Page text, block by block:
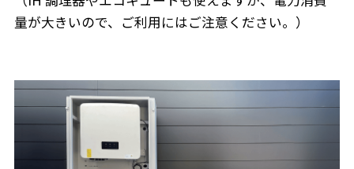
量が大きいので、ご利用にはご注意ください。）